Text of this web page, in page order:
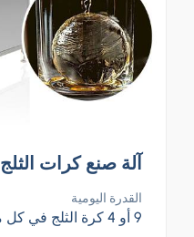
آلة صنع كرات الثلج QB10
القدرة اليومية
9 أو 4 كرة الثلج في كل مرة